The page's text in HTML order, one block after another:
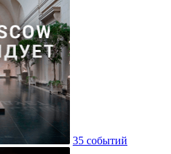
35 событий